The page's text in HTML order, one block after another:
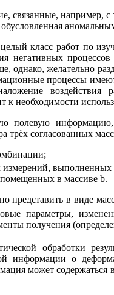
связанные, например, с
класс работ по
негативных
однако, желательно
процессы
воздействия
к необходимости
полевую
трёх согласованных
измерений, выполненных
в массиве b.
представить в виде
параметры,
получения
обработки
информации о
может содержаться